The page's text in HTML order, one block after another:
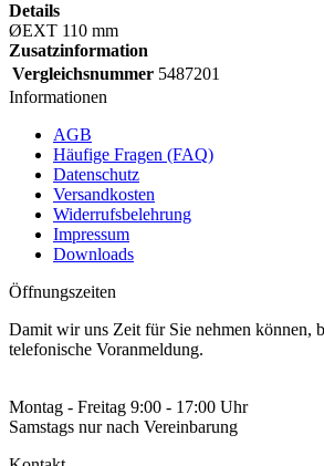
Details
ØEXT 110 mm
Zusatzinformation
Vergleichsnummer 5487201
Informationen
AGB
Häufige Fragen (FAQ)
Datenschutz
Versandkosten
Widerrufsbelehrung
Impressum
Downloads
Öffnungszeiten
Damit wir uns Zeit für Sie nehmen können,
telefonische Voranmeldung.
Montag - Freitag 9:00 - 17:00 Uhr
Samstags nur nach Vereinbarung